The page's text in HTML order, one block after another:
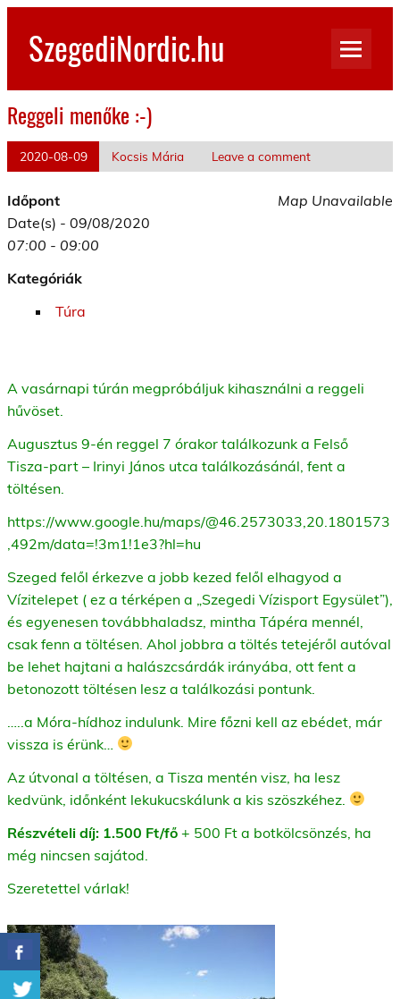
Skip
contentSzegediNordic.hu
Reggeli menőke :-)
2020-08-09 Kocsis Mária Leave a comment
Map Unavailable
Időpont
Date(s) - 09/08/2020
07:00 - 09:00
Kategóriák
Túra
A vasárnapi túrán megpróbáljuk kihasználni a reggeli
hűvöset.
Augusztus 9-én reggel 7 órakor találkozunk a Felső
Tisza-part – Irinyi János utca találkozásánál, fent a
töltésen.
https://www.google.hu/maps/@46.2573033,20.1801573
,492m/data=!3m1!1e3?hl=hu
Szeged felől érkezve a jobb kezed felől elhagyod a
Vízitelepet ( ez a térképen a „Szegedi Vízisport Egysület”),
és egyenesen továbbhaladsz, mintha Tápéra mennél,
csak fenn a töltésen. Ahol jobbra a töltés tetejéről autóval
be lehet hajtani a halászcsárdák irányába, ott fent a
betonozott töltésen lesz a találkozási pontunk.
…..a Móra-hídhoz indulunk. Mire főzni kell az ebédet, már
vissza is érünk…
Az útvonal a töltésen, a Tisza mentén visz, ha lesz
kedvünk, időnként lekukucskálunk a kis szöszkéhez.
Részvételi díj: 1.500 Ft/fő + 500 Ft a botkölcsönzés, ha
még nincsen sajátod.
Szeretettel várlak!